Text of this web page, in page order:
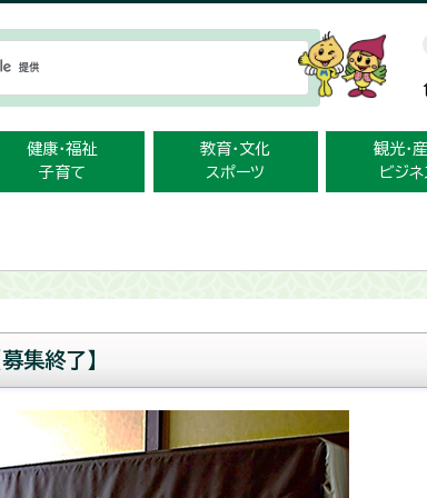
健康・福祉
子育て
教育・文化
スポーツ
観光・
ビジネ
集終了】